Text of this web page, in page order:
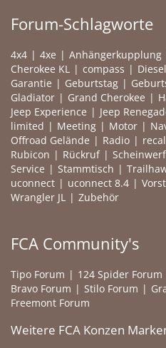
Forum-Schlagworte
4x4 4xe Anhängerkupplung
Cherokee KL
compass Diesel
Garantie
Geburtstag
Gladiator
Grand Cherokee
Jeep Experience
Jeep
limited
Meeting Motor
Offroad Gelände
Radio
Rubicon
Rückruf
Service
Stammtisch
uconnect
uconnect 8.4
Wrangler JL
Zubehör
FCA Community's
Tipo Forum 124 Spider Forum
Bravo Forum
Stilo Forum
Freemont Forum
Weitere FCA Konzen